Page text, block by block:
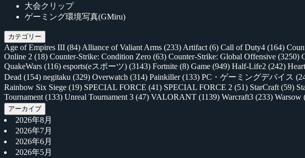
大会クリップ
ゲーミング環境写真(GMiru)
カテゴリー
Age of Empires III (84) Alliance of Valiant Arms (233) Artifact (6) Call of Duty4 (164)
Online 2 (18) Counter-Strike: Condition Zero (63) Counter-Strike: Global Offensive (3250)
QuakeWars (116) esports(eスポーツ) (3143) Fortnite (8) Game (949) Half-Life2 (242)
Dead (154) negitaku (329) Overwatch (314) Painkiller(133) PC・ゲーミングデバイス
Rainbow Six Siege (19) SPECIAL FORCE (41) SPECIAL FORCE 2 (51) StarCraft (59)
Tournament (133) Unreal Tournament 3 (47) VALORANT (1139) Warcraft3 (233) Warsow
アーカイブ
2026年8月
2026年7月
2026年6月
2026年5月